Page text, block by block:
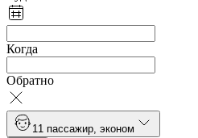
Когда
Обратно
1 1 пассажир эконом